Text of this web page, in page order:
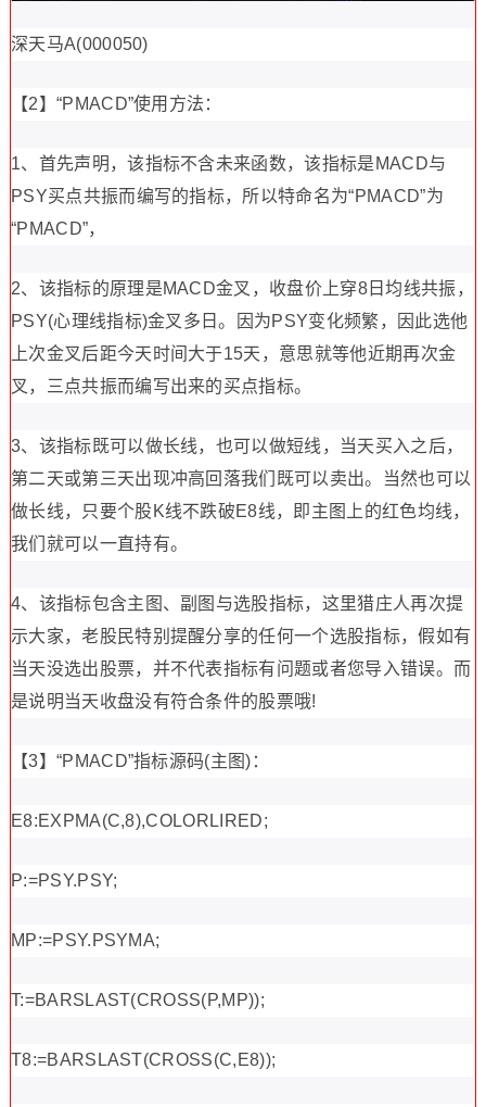
深天马A(000050)
【2】“PMACD”使用方法：
1、首先声明，该指标不含未来函数，该指标是MACD与
PSY买点共振而编写的指标，所以特命名为“PMACD”为
“PMACD”，
2、该指标的原理是MACD金叉，收盘价上穿8日均线共振，
PSY(心理线指标)金叉多日。因为PSY变化频繁，因此选他
上次金叉后距今天时间大于15天，意思就等他近期再次金
叉，三点共振而编写出来的买点指标。
3、该指标既可以做长线，也可以做短线，当天买入之后，
第二天或第三天出现冲高回落我们既可以卖出。当然也可以
做长线，只要个股K线不跌破E8线，即主图上的红色均线，
我们就可以一直持有。
4、该指标包含主图、副图与选股指标，这里猎庄人再次提
示大家，老股民特别提醒分享的任何一个选股指标，假如有
当天没选出股票，并不代表指标有问题或者您导入错误。而
是说明当天收盘没有符合条件的股票哦!
【3】“PMACD”指标源码(主图)：
E8:EXPMA(C,8),COLORLIRED;
P:=PSY.PSY;
MP:=PSY.PSYMA;
T:=BARSLAST(CROSS(P,MP));
T8:=BARSLAST(CROSS(C,E8));